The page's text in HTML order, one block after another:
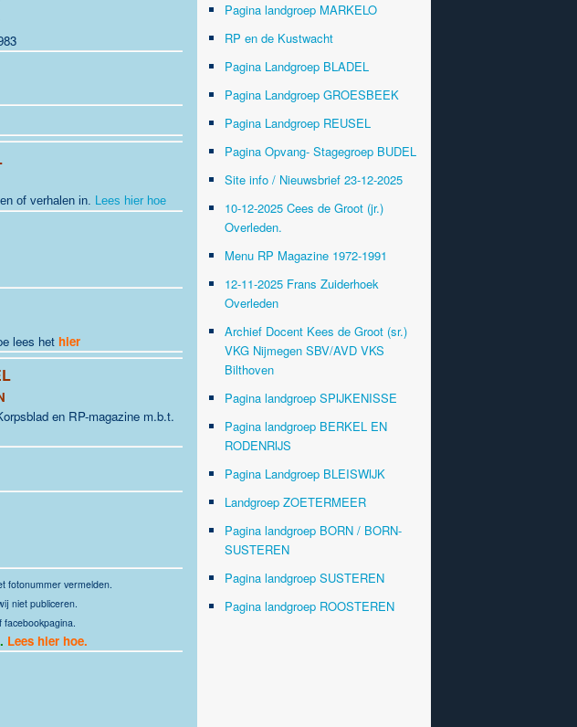
of verhalen in. Lees hier hoe
lees het hier
en RP-magazine m.b.t.
fotonummer vermelden.
niet publiceren.
facebookpagina.
Lees hier hoe.
Pagina landgroep MARKELO
RP en de Kustwacht
Pagina Landgroep BLADEL
Pagina Landgroep GROESBEEK
Pagina Landgroep REUSEL
Pagina Opvang- Stagegroep BUDEL
Site info / Nieuwsbrief 23-12-2025
10-12-2025 Cees de Groot (jr.)
Overleden.
Menu RP Magazine 1972-1991
12-11-2025 Frans Zuiderhoek
Overleden
Archief Docent Kees de Groot (sr.)
VKG Nijmegen SBV/AVD VKS
Bilthoven
Pagina landgroep SPIJKENISSE
Pagina landgroep BERKEL EN
RODENRIJS
Pagina Landgroep BLEISWIJK
Landgroep ZOETERMEER
Pagina landgroep BORN / BORN-
SUSTEREN
Pagina landgroep SUSTEREN
Pagina landgroep ROOSTEREN